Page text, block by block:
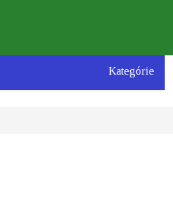
Kategórie